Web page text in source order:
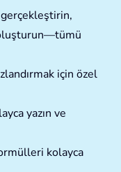
için özel
yazın ve
kolayca